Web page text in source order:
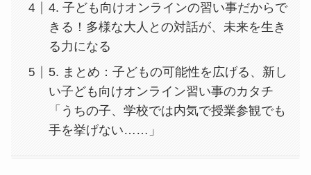
4. 子ども向けオンラインの習い事だからで
きる！多様な大人との対話が、未来を生き
る力になる
5. まとめ：子どもの可能性を広げる、新し
い子ども向けオンライン習い事のカタチ
「うちの子、学校では内気で授業参観でも
手を挙げない……」